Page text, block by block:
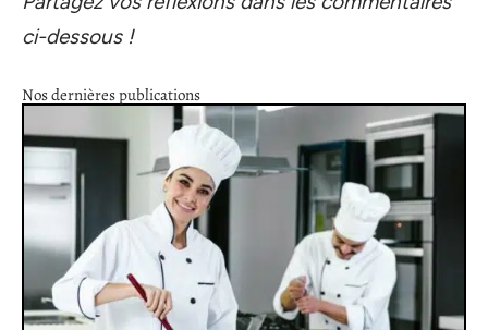
ci-dessous !
Nos dernières publications